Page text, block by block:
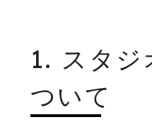
1. スタジ
ついて